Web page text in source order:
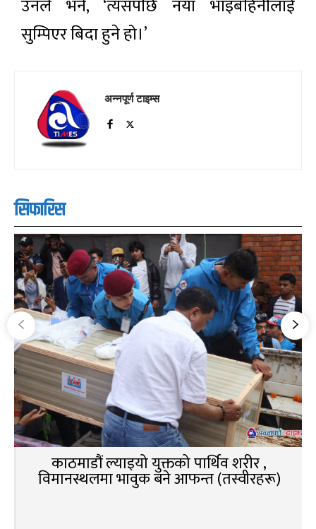
उनले भने, ‘त्यसपछि नयाँ भाइबहिनीलाई
सुम्पिएर बिदा हुने हो।’
अन्नपूर्ण टाइम्स
सिफारिस
काठमाडौं ल्याइयो युक्तको पार्थिव शरीर ,
विमानस्थलमा भावुक बने आफन्त (तस्वीरहरू)